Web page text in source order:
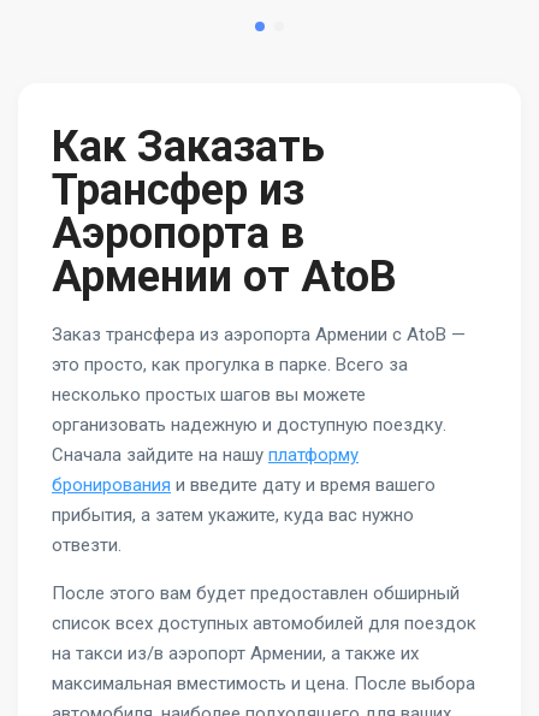
Как Заказать
Трансфер из
Аэропорта в
Армении от AtoB
Заказ трансфера из аэропорта Армении с AtoB —
это просто, как прогулка в парке. Всего за
несколько простых шагов вы можете
организовать надежную и доступную поездку.
Сначала зайдите на нашу платформу
бронирования и введите дату и время вашего
прибытия, а затем укажите, куда вас нужно
отвезти.
После этого вам будет предоставлен обширный
список всех доступных автомобилей для поездок
на такси из/в аэропорт Армении, а также их
максимальная вместимость и цена. После выбора